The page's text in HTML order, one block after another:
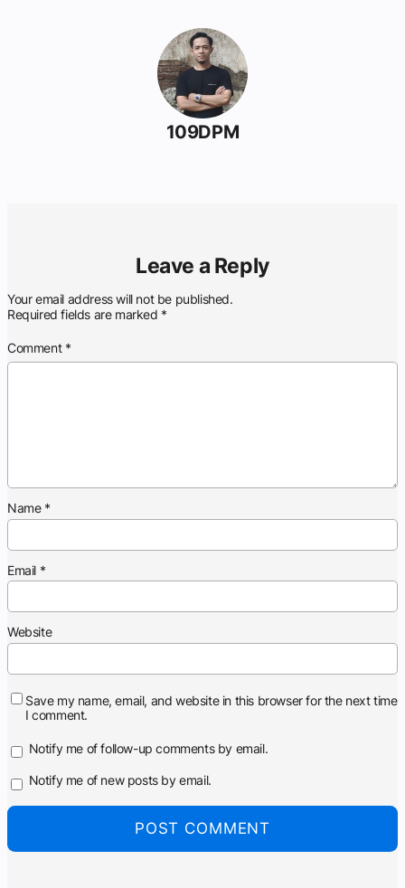
109DPM
Leave a Reply
Your email address will not be published.
Required fields are marked *
Comment *
Name *
Email *
Website
Save my name, email, and website in this browser for the next time
I comment.
Notify me of follow-up comments by email.
Notify me of new posts by email.